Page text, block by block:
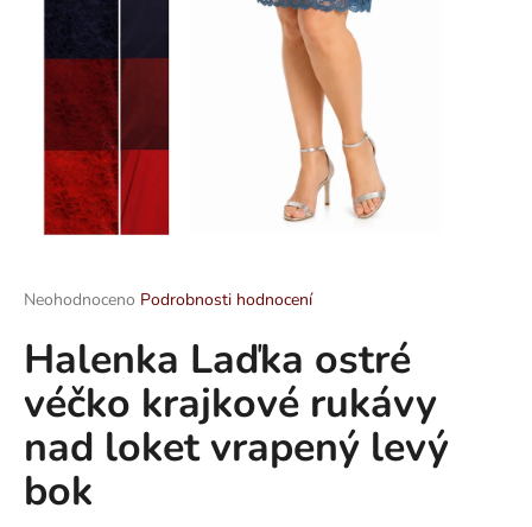
Průměrné
produktu
je
z
hvězdiček.
Neohodnoceno Podrobnosti hodnocení
Halenka Laďka ostré
véčko krajkové rukávy
nad loket vrapený levý
bok
D
o
o
r
u